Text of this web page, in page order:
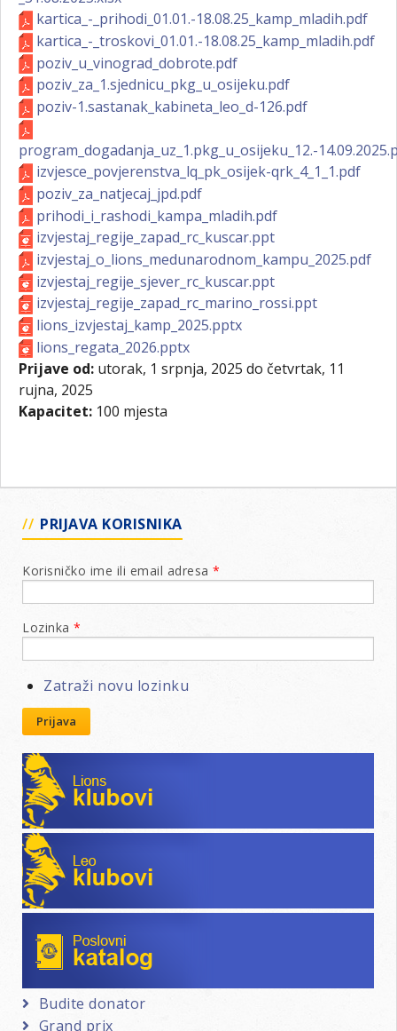
kartica_-_prihodi_01.01.-18.08.25_kamp_mladih.pdf
kartica_-_troskovi_01.01.-18.08.25_kamp_mladih.pdf
poziv_u_vinograd_dobrote.pdf
poziv_za_1.sjednicu_pkg_u_osijeku.pdf
poziv-1.sastanak_kabineta_leo_d-126.pdf
program_dogadanja_uz_1.pkg_u_osijeku_12.-
izvjesce_povjerenstva_lq_pk_osijek-qrk_4_1_1.pdf
poziv_za_natjecaj_jpd.pdf
prihodi_i_rashodi_kampa_mladih.pdf
izvjestaj_regije_zapad_rc_kuscar.ppt
izvjestaj_o_lions_medunarodnom_kampu_2025.pdf
izvjestaj_regije_sjever_rc_kuscar.ppt
izvjestaj_regije_zapad_rc_marino_rossi.ppt
lions_izvjestaj_kamp_2025.pptx
lions_regata_2026.pptx
Prijave od: utorak, 1 srpnja, 2025 do četvrtak, 11
rujna, 2025
Kapacitet: 100 mjesta
PRIJAVA KORISNIKA
Korisničko ime ili email adresa *
Lozinka *
Zatraži novu lozinku
Prijava
Lions klubovi
Leo klubovi
Budite donator
Grand prix